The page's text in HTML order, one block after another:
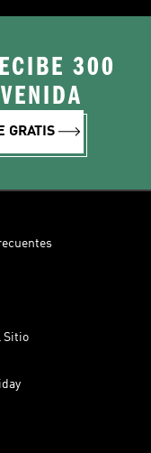
300
GRATIS
Sitio